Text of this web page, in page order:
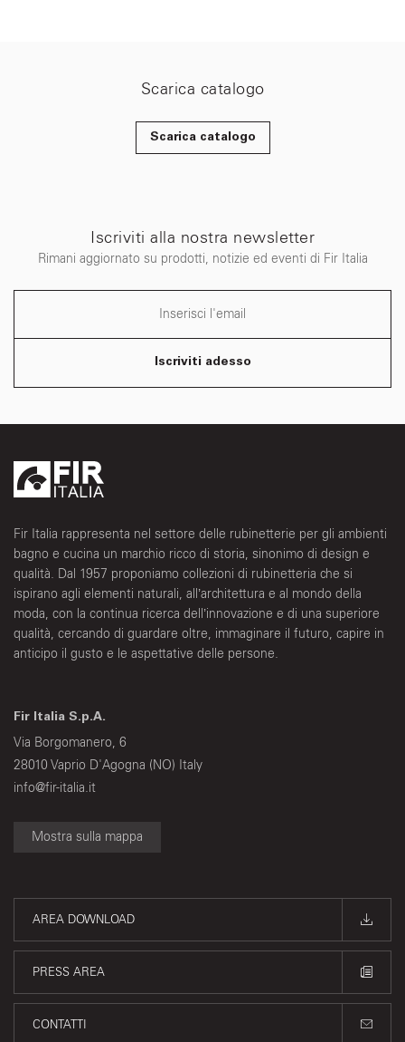
Scarica catalogo
Scarica catalogo
Iscriviti alla nostra newsletter
Rimani aggiornato su prodotti, notizie ed eventi di Fir Italia
Iscriviti adesso
Fir Italia rappresenta nel settore delle rubinetterie per gli ambienti
bagno e cucina un marchio ricco di storia, sinonimo di design e
qualità. Dal 1957 proponiamo collezioni di rubinetteria che si
ispirano agli elementi naturali, all’architettura e al mondo della
moda, con la continua ricerca dell’innovazione e di una superiore
qualità, cercando di guardare oltre, immaginare il futuro, capire in
anticipo il gusto e le aspettative delle persone.
Fir Italia S.p.A.
Via Borgomanero, 6
28010 Vaprio D'Agogna (NO) Italy
info@fir-italia.it
Mostra sulla mappa
AREA DOWNLOAD
PRESS AREA
CONTATTI